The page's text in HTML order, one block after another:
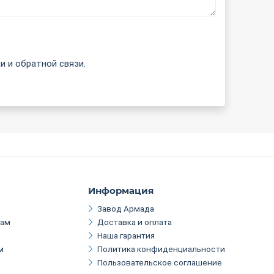
и обратной связи.
Информация
Завод Армада
Доставка и оплата
Наша гарантия
Политика конфиденциальности
Пользовательское соглашение